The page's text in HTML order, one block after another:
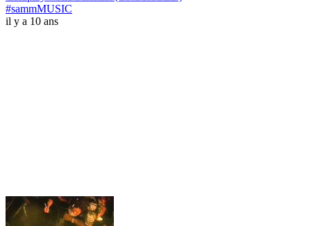
#sammMUSIC
il y a 10 ans